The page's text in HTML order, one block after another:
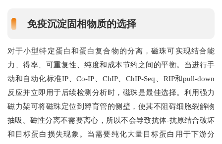
免疫沉淀固相物质的选择
对于小型特定蛋白和蛋白复合物的分离，磁珠可实现结合能
力、得率、可重复性、纯度和成本节约之间的平衡。当进行手
动和自动化标准IP、Co-IP、ChIP、ChIP-Seq、RIP和pull-down
反应并立即用于后续检测分析时，磁珠是最佳选择。利用强力
磁力架可将磁珠定位到孵育管的侧壁，使其不阻碍细胞裂解物
抽吸。磁性分离不需要离心，所以不会导致抗体-抗原结合破坏
和目标蛋白损失现象。当需要纯化大量目标蛋白用于下游分